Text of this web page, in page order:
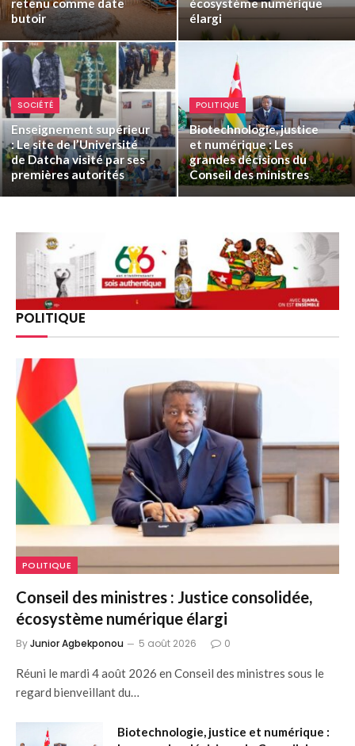
retenu comme date
butoir
écosystème numérique
élargi
SOCIÉTÉ
Enseignement supérieur
: Le site de l’Université
de Datcha visité par ses
premières autorités
POLITIQUE
Biotechnologie, justice
et numérique : Les
grandes décisions du
Conseil des ministres
POLITIQUE
POLITIQUE
Conseil des ministres : Justice consolidée,
écosystème numérique élargi
ByJunior Agbekponou 5 août 2026 0
Réuni le mardi 4 août 2026 en Conseil des ministres sous le
regard bienveillant du…
Biotechnologie, justice et numérique :